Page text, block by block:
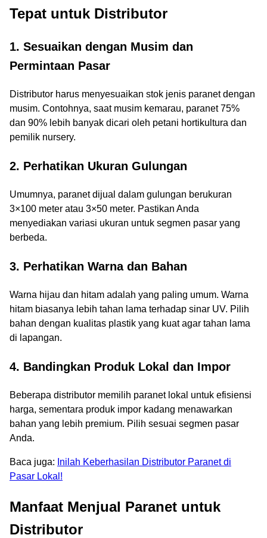
Tepat untuk Distributor
1. Sesuaikan dengan Musim dan
Permintaan Pasar
Distributor harus menyesuaikan stok jenis paranet dengan
musim. Contohnya, saat musim kemarau, paranet 75%
dan 90% lebih banyak dicari oleh petani hortikultura dan
pemilik nursery.
2. Perhatikan Ukuran Gulungan
Umumnya, paranet dijual dalam gulungan berukuran
3×100 meter atau 3×50 meter. Pastikan Anda
menyediakan variasi ukuran untuk segmen pasar yang
berbeda.
3. Perhatikan Warna dan Bahan
Warna hijau dan hitam adalah yang paling umum. Warna
hitam biasanya lebih tahan lama terhadap sinar UV. Pilih
bahan dengan kualitas plastik yang kuat agar tahan lama
di lapangan.
4. Bandingkan Produk Lokal dan Impor
Beberapa distributor memilih paranet lokal untuk efisiensi
harga, sementara produk impor kadang menawarkan
bahan yang lebih premium. Pilih sesuai segmen pasar
Anda.
Baca juga: Inilah Keberhasilan Distributor Paranet di
Pasar Lokal!
Manfaat Menjual Paranet untuk
Distributor